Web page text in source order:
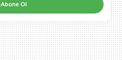
Abone Ol